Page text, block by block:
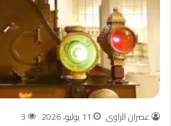
عصران الراوى 11 يوليو، 2026 3